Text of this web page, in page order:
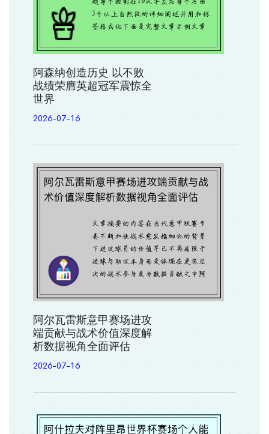
阿森纳创造历史 以不败
战绩荣膺英超冠军震惊全
世界
2026-07-16
阿尔瓦雷斯意甲赛场进攻
端贡献与战术价值深度解
析数据视角全面评估
2026-07-16